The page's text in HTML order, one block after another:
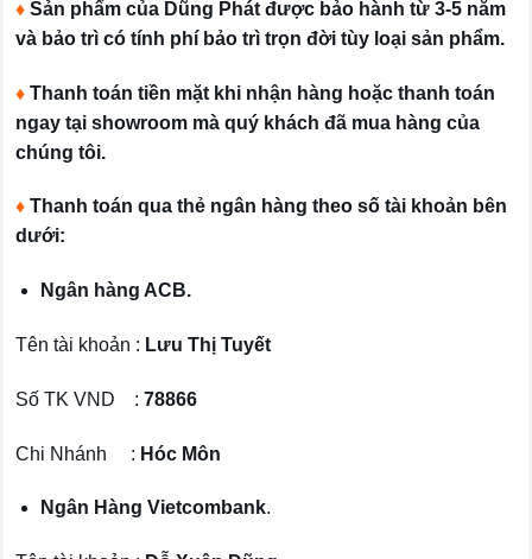
♦ Sản phẩm của Dũng Phát được bảo hành từ 3-5 năm
và bảo trì có tính phí bảo trì trọn đời tùy loại sản phẩm.
♦ Thanh toán tiền mặt khi nhận hàng hoặc thanh toán
ngay tại showroom mà quý khách đã mua hàng của
chúng tôi.
♦ Thanh toán qua thẻ ngân hàng theo số tài khoản bên
dưới:
Ngân hàng ACB.
Tên tài khoản : Lưu Thị Tuyết
Số TK VND : 78866
Chi Nhánh : Hóc Môn
Ngân Hàng Vietcombank.